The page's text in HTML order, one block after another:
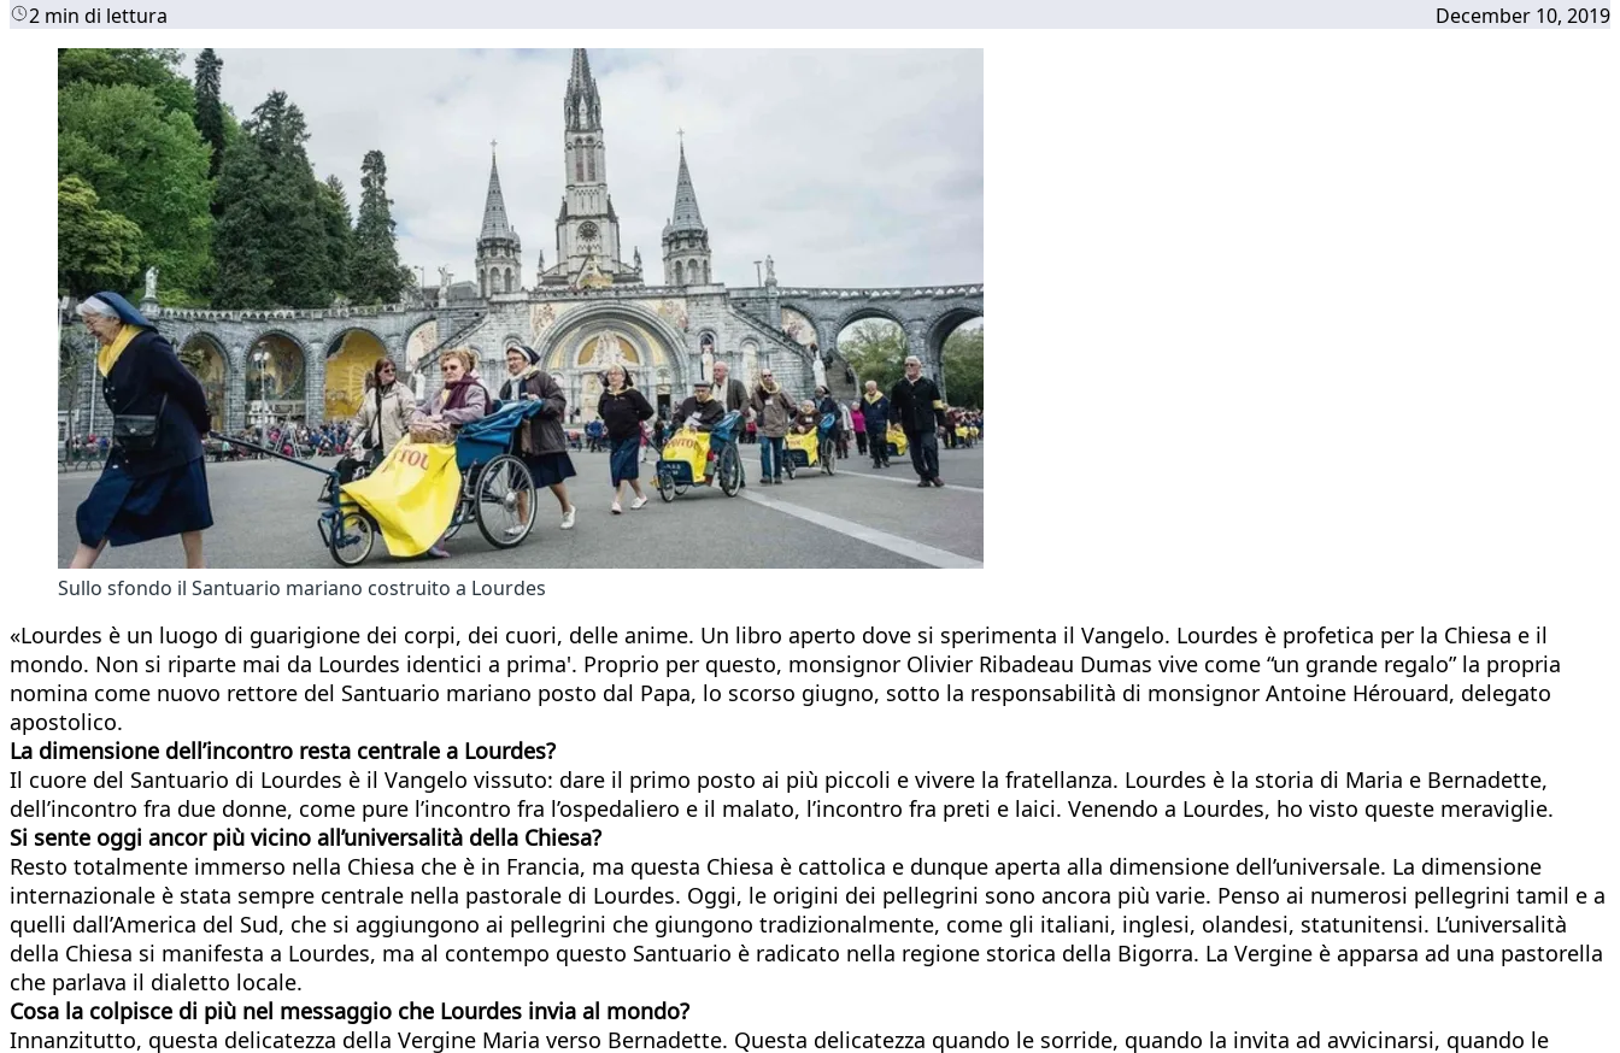
2 min di lettura December 10, 2019
Sullo sfondo il Santuario mariano costruito a Lourdes
«Lourdes è un luogo di guarigione dei corpi, dei cuori, delle anime. Un libro aperto dove si sperimenta il Vangelo. Lourdes è profetica per la Chiesa e il
mondo. Non si riparte mai da Lourdes identici a prima'. Proprio per questo, monsignor Olivier Ribadeau Dumas vive come “un grande regalo” la propria
nomina come nuovo rettore del Santuario mariano posto dal Papa, lo scorso giugno, sotto la responsabilità di monsignor Antoine Hérouard, delegato
apostolico.
La dimensione dell’incontro resta centrale a Lourdes?
Il cuore del Santuario di Lourdes è il Vangelo vissuto: dare il primo posto ai più piccoli e vivere la fratellanza. Lourdes è la storia di Maria e Bernadette,
dell’incontro fra due donne, come pure l’incontro fra l’ospedaliero e il malato, l’incontro fra preti e laici. Venendo a Lourdes, ho visto queste meraviglie.
Si sente oggi ancor più vicino all’universalità della Chiesa?
Resto totalmente immerso nella Chiesa che è in Francia, ma questa Chiesa è cattolica e dunque aperta alla dimensione dell’universale. La dimensione
internazionale è stata sempre centrale nella pastorale di Lourdes. Oggi, le origini dei pellegrini sono ancora più varie. Penso ai numerosi pellegrini tamil e a
quelli dall’America del Sud, che si aggiungono ai pellegrini che giungono tradizionalmente, come gli italiani, inglesi, olandesi, statunitensi. L’universalità
della Chiesa si manifesta a Lourdes, ma al contempo questo Santuario è radicato nella regione storica della Bigorra. La Vergine è apparsa ad una pastorella
che parlava il dialetto locale.
Cosa la colpisce di più nel messaggio che Lourdes invia al mondo?
Innanzitutto, questa delicatezza della Vergine Maria verso Bernadette. Questa delicatezza quando le sorride, quando la invita ad avvicinarsi, quando le